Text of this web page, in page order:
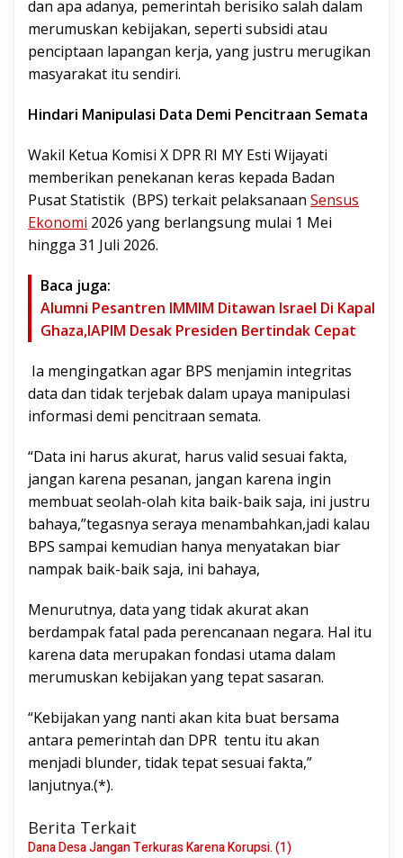
dan apa adanya, pemerintah berisiko salah dalam
merumuskan kebijakan, seperti subsidi atau
penciptaan lapangan kerja, yang justru merugikan
masyarakat itu sendiri.
Hindari Manipulasi Data Demi Pencitraan Semata
Wakil Ketua Komisi X DPR RI MY Esti Wijayati
memberikan penekanan keras kepada Badan
Pusat Statistik (BPS) terkait pelaksanaan Sensus
Ekonomi 2026 yang berlangsung mulai 1 Mei
hingga 31 Juli 2026.
Baca juga:
Alumni Pesantren IMMIM Ditawan Israel Di Kapal
Ghaza,IAPIM Desak Presiden Bertindak Cepat
Ia mengingatkan agar BPS menjamin integritas
data dan tidak terjebak dalam upaya manipulasi
informasi demi pencitraan semata.
“Data ini harus akurat, harus valid sesuai fakta,
jangan karena pesanan, jangan karena ingin
membuat seolah-olah kita baik-baik saja, ini justru
bahaya,”tegasnya seraya menambahkan,jadi kalau
BPS sampai kemudian hanya menyatakan biar
nampak baik-baik saja, ini bahaya,
Menurutnya, data yang tidak akurat akan
berdampak fatal pada perencanaan negara. Hal itu
karena data merupakan fondasi utama dalam
merumuskan kebijakan yang tepat sasaran.
“Kebijakan yang nanti akan kita buat bersama
antara pemerintah dan DPR tentu itu akan
menjadi blunder, tidak tepat sesuai fakta,”
lanjutnya.(*).
Berita Terkait
Dana Desa Jangan Terkuras Karena Korupsi. (1)